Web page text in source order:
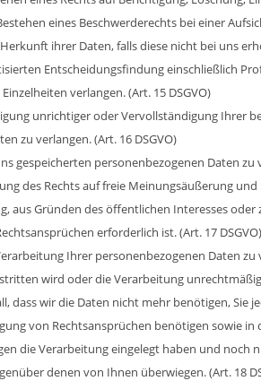
eines Beschwerderechts bei einer
ihrer Daten, falls diese nicht bei uns
Entscheidungsfindung einschließlich
verlangen. (Art. 15 DSGVO)
unrichtiger oder Vervollständigung Ihrer
zu verlangen. (Art. 16 DSGVO)
gespeicherten personenbezogenen Daten zu
des Rechts auf freie Meinungsäußerung
aus Gründen des öffentlichen Interesses
erforderlich ist. (Art. 17 DSGVO)
Ihrer personenbezogenen Daten
wird oder die Verarbeitung
dass wir die Daten nicht mehr benötigen, Sie
von Rechtsansprüchen benötigen sowie in
die Verarbeitung eingelegt haben und noch
denen von Ihnen überwiegen. (Art. 18